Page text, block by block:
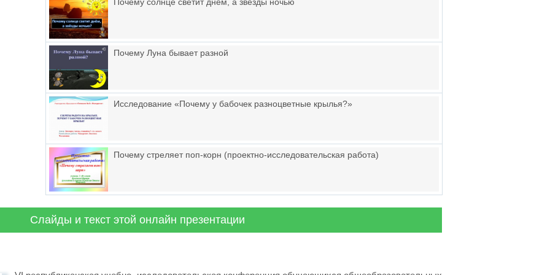
Почему Луна бывает разной
Исследование «Почему у бабочек разноцветные крылья?»
Почему стреляет поп-корн (проектно-исследовательская работа)
Слайды и текст этой онлайн презентации